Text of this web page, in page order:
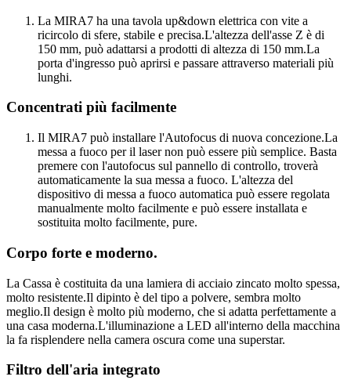
La MIRA7 ha una tavola up&down elettrica con vite a
ricircolo di sfere, stabile e precisa.L'altezza dell'asse Z è di
150 mm, può adattarsi a prodotti di altezza di 150 mm.La
porta d'ingresso può aprirsi e passare attraverso materiali più
lunghi.
Concentrati più facilmente
Il MIRA7 può installare l'Autofocus di nuova concezione.La
messa a fuoco per il laser non può essere più semplice. Basta
premere con l'autofocus sul pannello di controllo, troverà
automaticamente la sua messa a fuoco. L'altezza del
dispositivo di messa a fuoco automatica può essere regolata
manualmente molto facilmente e può essere installata e
sostituita molto facilmente, pure.
Corpo forte e moderno.
La Cassa è costituita da una lamiera di acciaio zincato molto spessa,
molto resistente.Il dipinto è del tipo a polvere, sembra molto
meglio.Il design è molto più moderno, che si adatta perfettamente a
una casa moderna.L'illuminazione a LED all'interno della macchina
la fa risplendere nella camera oscura come una superstar.
Filtro dell'aria integrato